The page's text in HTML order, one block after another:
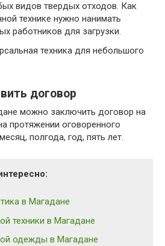
видов твердых отходов. Как
технике нужно нанимать
работников для загрузки.
техника для небольшого
договор
можно заключить договор на
протяжении оговоренного
полгода, год, пять лет.
в Магадане
техники в Магадане
одежды в Магадане